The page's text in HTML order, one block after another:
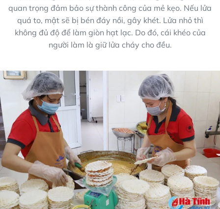
quan trọng đảm bảo sự thành công của mẻ kẹo. Nếu lửa
quá to, mật sẽ bị bén đáy nồi, gây khét. Lửa nhỏ thì
không đủ độ để làm giòn hạt lạc. Do đó, cái khéo của
người làm là giữ lửa cháy cho đều.